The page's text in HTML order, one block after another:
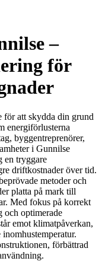
–
för
för att skydda din grund
energiförlusterna
byggentreprenörer,
i Gunnilse
en tryggare
driftkostnader över tid.
metoder och
platta på mark till
Med fokus på korrekt
och optimerade
emot klimatpåverkan,
förbättrad